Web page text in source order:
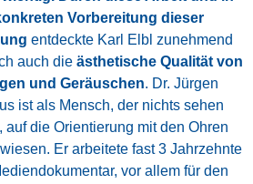
Vorbereitung dieser
entdeckte Karl Elbl zunehmend
auch dieästhetische Qualität von
und Geräuschen. Dr. Jürgen
ist als Mensch, der nichts sehen
auf die Orientierung mit den Ohren
Er arbeitete fast 3 Jahrzehnte
vor allem für den